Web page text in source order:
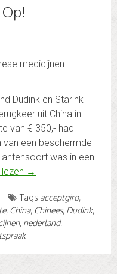
medicijnen
Dudink en Starink
uit China in
van € 350,- had
van een beschermde
was in een
→
Tags acceptgiro,
, China, Chinees, Dudink,
, nederland,